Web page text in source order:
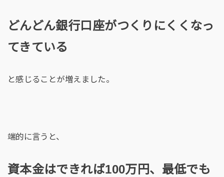
どんどん銀行口座がつくりにくくなっ
てきている
と感じることが増えました。
端的に言うと、
資本金はできれば100万円、最低でも